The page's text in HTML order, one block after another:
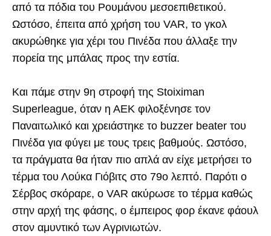
από τα πόδια του Ρουμάνου μεσοεπιθετικού.
Ωστόσο, έπειτα από χρήση του VAR, το γκολ
ακυρώθηκε για χέρι του Πινέδα που άλλαξε την
πορεία της μπάλας προς την εστία.
Και πάμε στην 9η στροφή της Stoiximan
Superleague, όταν η ΑΕΚ φιλοξένησε τον
Παναιτωλικό και χρειάστηκε το buzzer beater του
Πινέδα για φύγει με τους τρεις βαθμούς. Ωστόσο,
τα πράγματα θα ήταν πιο απλά αν είχε μετρήσει το
τέρμα του Λούκα Γιόβιτς στο 79ο λεπτό. Παρότι ο
Σέρβος σκόραρε, ο VAR ακύρωσε το τέρμα καθώς
στην αρχή της φάσης, ο έμπειρος φορ έκανε φάουλ
στον αμυντικό των Αγρινιωτών.